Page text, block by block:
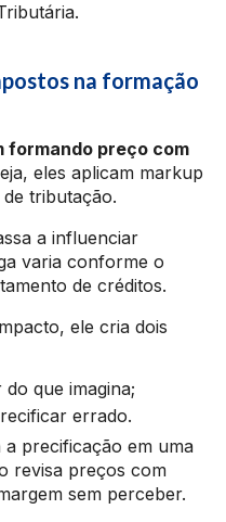
na formação
formando preço com
eles aplicam markup
tributação.
a influenciar
varia conforme o
de créditos.
ele cria dois
que imagina;
errado.
precificação em uma
revisa preços com
sem perceber.